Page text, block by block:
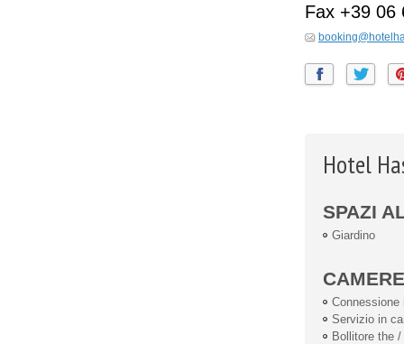
Fax +39 06
Hotel
SPAZI
Giardino
CAMERE
Connessione
Servizio in
Bollitore the